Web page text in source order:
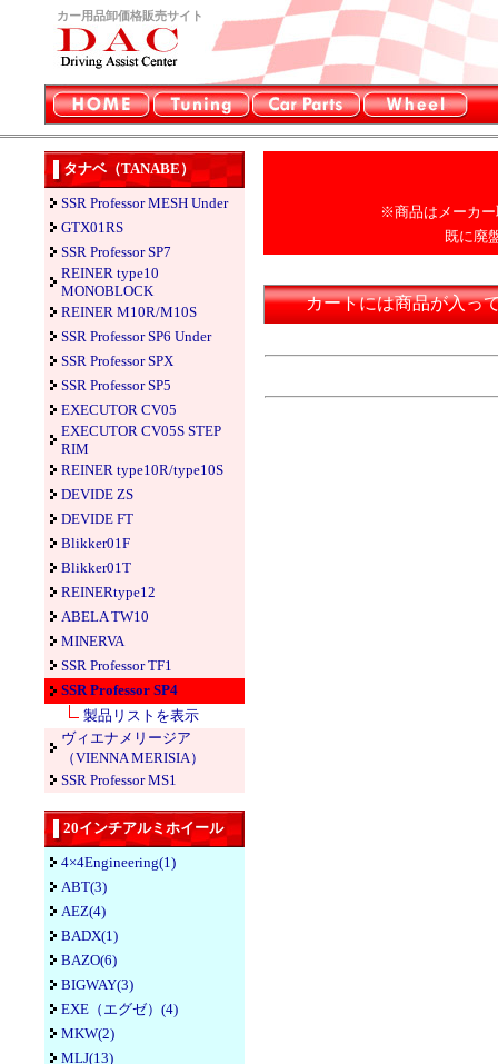
カー用品卸価格販売サイト
タナベ（TANABE）
SSR Professor MESH Under
GTX01RS
SSR Professor SP7
REINER type10
MONOBLOCK
REINER M10R/M10S
SSR Professor SP6 Under
SSR Professor SPX
SSR Professor SP5
EXECUTOR CV05
EXECUTOR CV05S STEP
RIM
REINER type10R/type10S
DEVIDE ZS
DEVIDE FT
Blikker01F
Blikker01T
REINERtype12
ABELA TW10
MINERVA
SSR Professor TF1
SSR Professor SP4
製品リストを表示
ヴィエナメリージア
（VIENNA MERISIA）
SSR Professor MS1
20インチアルミホイール
4×4Engineering(1)
ABT(3)
AEZ(4)
BADX(1)
BAZO(6)
BIGWAY(3)
EXE（エグゼ）(4)
MKW(2)
MLJ(13)
※商品はメーカー
既に廃
カートには商品が入っ